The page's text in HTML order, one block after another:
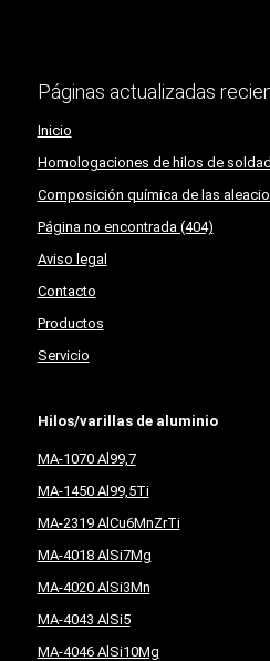
Páginas actualizadas
Inicio
Homologaciones de hilos de
Composición química de las
Página no encontrada (404)
Aviso legal
Contacto
Productos
Servicio
Hilos/varillas de aluminio
MA-1070 Al99,7
MA-1450 Al99,5Ti
MA-2319 AlCu6MnZrTi
MA-4018 AlSi7Mg
MA-4020 AlSi3Mn
MA-4043 AlSi5
MA-4046 AlSi10Mg